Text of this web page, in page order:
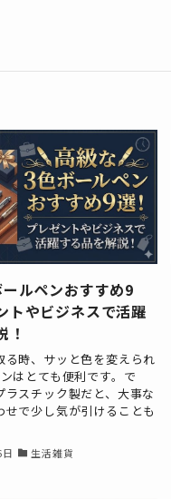
ルペンおすすめ9
トやビジネスで活躍
！
る時、サッと色を変えられ
はとても便利です。で
ラスチック製だと、大事な
せで少し気が引けることも
生活雑貨